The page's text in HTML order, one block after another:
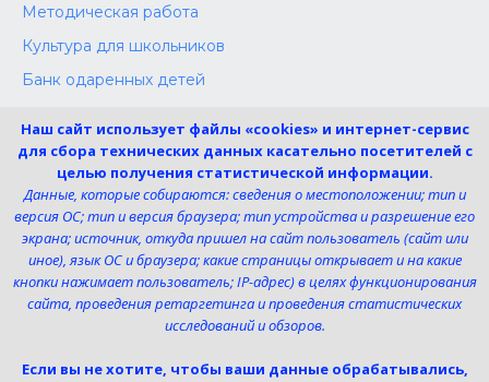
Методическая работа
Культура для школьников
Банк одаренных детей
Независимая оценка
Меры поддержки участников СВО
Телефон:
8 (4725) 240725
Электронная почта:
uk-dshi1@belgov.ru
Наш сайт использует файлы «cookies» и интернет-сервис
для сбора технических данных касательно посетителей с
целью получения статистической информации.
Данные, которые собираются: сведения о местоположении; тип и
версия ОС; тип и версия браузера; тип устройства и разрешение его
экрана; источник, откуда пришел на сайт пользователь (сайт или
иное), язык ОС и браузера; какие страницы открывает и на какие
кнопки нажимает пользователь; IP-адрес) в целях функционирования
сайта, проведения ретаргетинга и проведения статистических
исследований и обзоров.
Если вы не хотите, чтобы ваши данные обрабатывались,